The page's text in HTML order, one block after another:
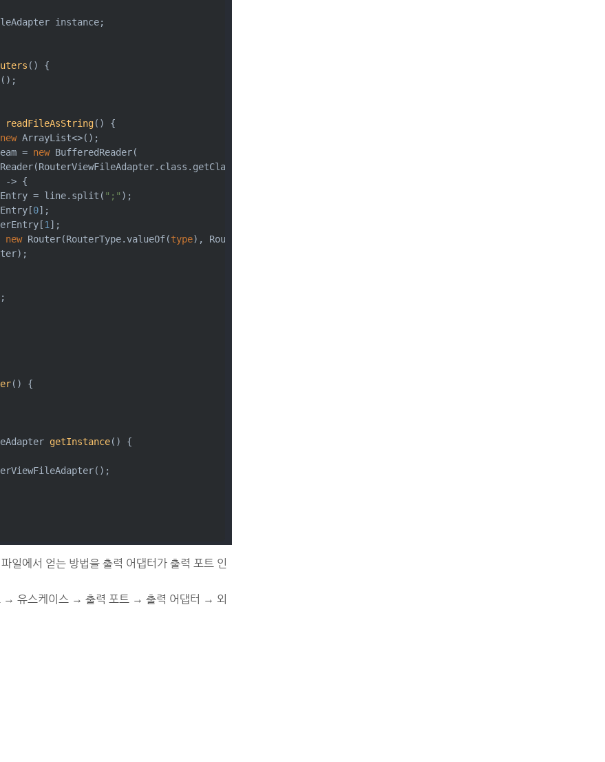
instance;
( )
{
readFileAsString( )
{
new ArrayList<>();
= new BufferedReader(
-> {
= line.split( ";" );
0];
1];
new Router(RouterType.valueOf(type), RouterId.of(id));
( ) {
getInstance( )
{
일에서 얻는 방법을 출력 어댑터가 출력 포트 인
→ 유스케이스 → 출력 포트 → 출력 어댑터 → 외